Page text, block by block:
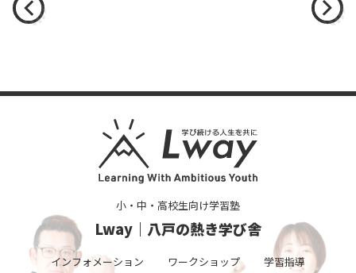
小・中・高校生向け学習塾
Lway｜八戸の熱き学び舎
インフォメーション ワークショップ 学習指導